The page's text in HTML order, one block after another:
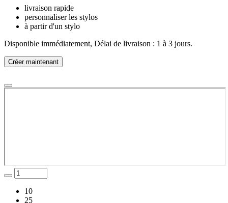
livraison rapide
personnaliser les stylos
à partir d'un stylo
Disponible immédiatement, Délai de livraison : 1 à 3 jours.
Créer maintenant
10
25